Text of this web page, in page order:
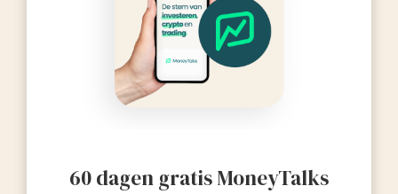
60 dagen gratis MoneyTalks